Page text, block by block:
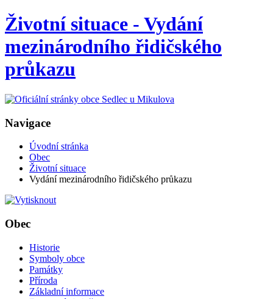
Životní situace - Vydání
mezinárodního řidičského
průkazu
Navigace
Úvodní stránka
Obec
Životní situace
Vydání mezinárodního řidičského průkazu
Obec
Historie
Symboly obce
Památky
Příroda
Základní informace